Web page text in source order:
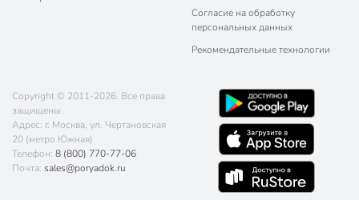
Согласие на обработку
персональных данных
Рекомендательные технологии
Copyright © 2011-2026. Все права
защищены.
Адрес: г. Москва, ул. Чертановская
20 (метро Южная)
Телефон: 8 (800) 770-77-06
Почта: sales@poryadok.ru